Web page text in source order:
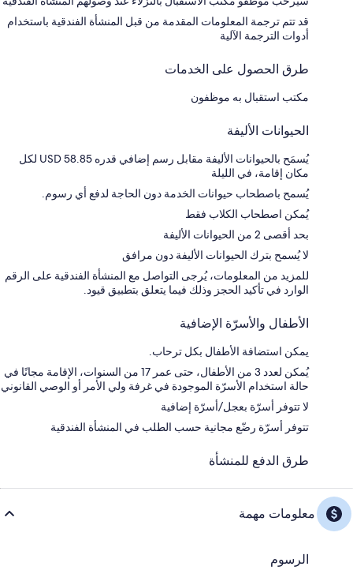
قد تتم ترجمة المعلومات المقدمة من قبل المنشأة الفندقية باستخدام
أدوات الترجمة الآلية
طرق الحصول على الخدمات
مكتب استقبال به موظفون
الحيوانات الأليفة
يُسمَح بالحيوانات الأليفة مقابل رسم إضافي قدره USD 58.85 لكل
مكان إقامة، في الليلة
يُسمح باصطحاب حيوانات الخدمة دون الحاجة لدفع أي رسوم.
يُمكن اصطحاب الكلاب فقط
بحد أقصى 2 من الحيوانات الأليفة
لا يُسمح بترك الحيوانات الأليفة دون مرافق
للمزيد من المعلومات، يُرجى التواصل مع المنشأة الفندقية على الرقم
الوارد في تأكيد الحجز وذلك فيما يتعلق بتطبيق قيود.
الأطفال والأسرّة الإضافية
يمكن استضافة الأطفال بكل ترحاب.
يُمكن لعدد 3 من الأطفال، حتى عمر 17 من السنوات، الإقامة مجانًا في
حالة استخدام الأسرّة الموجودة في غرفة ولي الأمر أو الوصي القانوني
لا تتوفر أسرّة بعجل/أسرّة إضافية
تتوفر أسرّة رضّع مجانية حسب الطلب في المنشأة الفندقية
طرق الدفع للمنشأة
معلومات مهمة
الرسوم